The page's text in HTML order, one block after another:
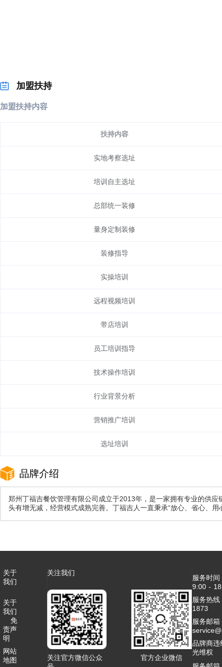
加盟扶持
加盟扶持内容
扶持内容
实地考察选址
培训自主选址
总部统一装修
量身定制装修
装修指导
实操培训
远程视频培训
带店培训
员工培训指导
技术操作培训
行业背景分析
营销推广培训
选址培训
品牌介绍
郑州丁福吉餐饮管理有限公司成立于2013年，是一家拥有专业的供
头有增无减，经营模式成熟完善。丁福吉人一直秉承“放心、省心、
关于
我们
关于
我们
免
责声
明
网站
地图
关注我们
关注官方微信公众
官方企业微信
服务时
9:00 -
服务热
1873
服务邮箱
品牌商违
光维权